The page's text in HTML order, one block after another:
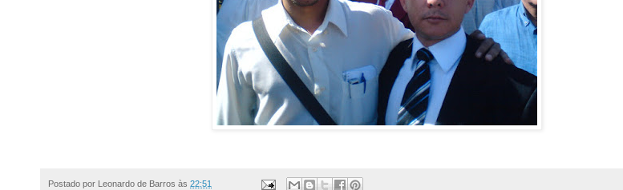
Postado por Leonardo de Barros às 22:51